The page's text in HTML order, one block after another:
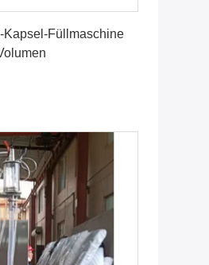
Kapsel-Füllmaschine